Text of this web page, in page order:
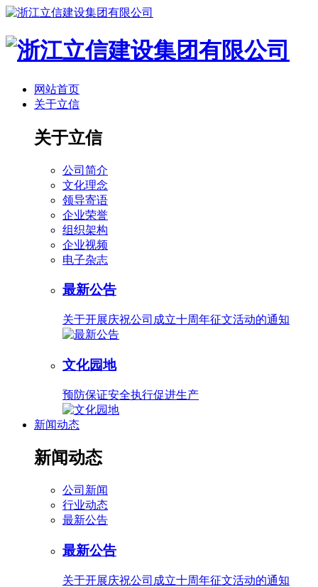
网站首页
关于立信
关于立信
公司简介
文化理念
领导寄语
企业荣誉
组织架构
企业视频
电子杂志
最新公告
关于开展庆祝公司成立十周年征文活动的通知
文化园地
预防保证安全执行促进生产
新闻动态
新闻动态
公司新闻
行业动态
最新公告
最新公告
关于开展庆祝公司成立十周年征文活动的通知